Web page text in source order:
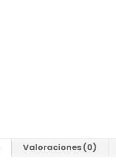
Valoraciones (0)